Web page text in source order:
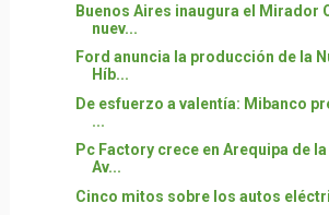
Buenos Aires inaugura el Mirador
nuev...
Ford anuncia la producción de la
Híb...
De esfuerzo a valentía: Mibanco
...
Pc Factory crece en Arequipa de la
Av...
Cinco mitos sobre los autos